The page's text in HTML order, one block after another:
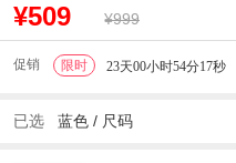
¥509 ¥999
促销 限时 23天00小时54分17秒
已选 蓝色 / 尺码